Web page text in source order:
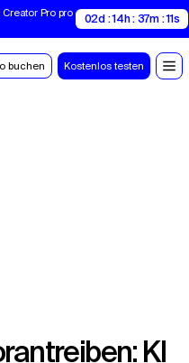
Pro pro
02d : 14h : 37m : 10s
buchen Kostenlos testen